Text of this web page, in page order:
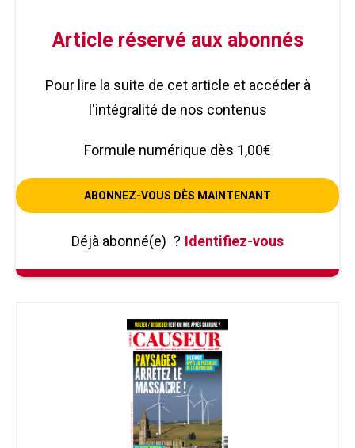
Article réservé aux abonnés
Pour lire la suite de cet article et accéder à
l'intégralité de nos contenus
Formule numérique dès 1,00€
ABONNEZ-VOUS DÈS MAINTENANT
Déjà abonné(e) ? Identifiez-vous